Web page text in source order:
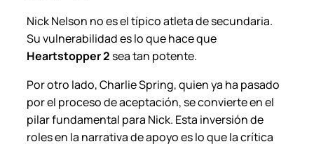
Nick Nelson no es el típico atleta de secundaria.
Su vulnerabilidad es lo que hace que
Heartstopper 2sea tan potente.
Por otro lado, Charlie Spring, quien ya ha pasado
por el proceso de aceptación, se convierte en el
pilar fundamental para Nick. Esta inversión de
roles en la narrativa de apoyo es lo que la crítica